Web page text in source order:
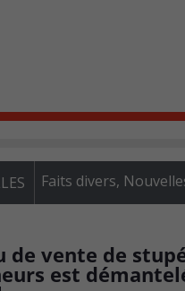
Faits divers,
de vente de
est